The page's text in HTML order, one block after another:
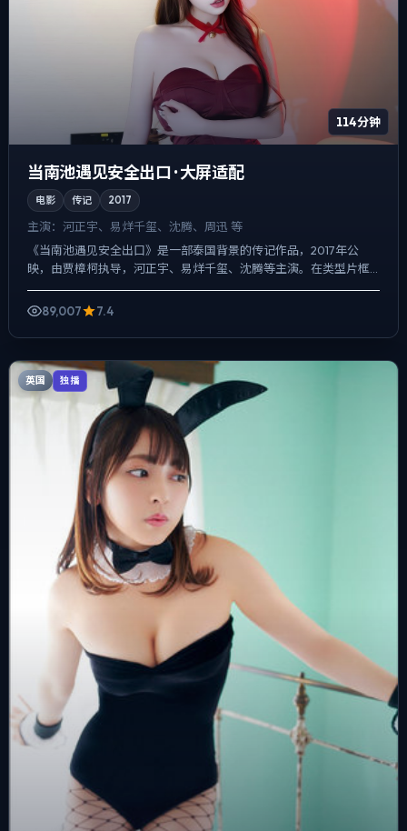
114分钟
当南池遇见安全出口 · 大屏适配
电影 传记 2017
主演： 河正宇、易烊千玺、沈腾、周迅 等
《当南池遇见安全出口》是一部泰国背景的传记作品，2017年公
映，由贾樟柯执导，河正宇、易烊千玺、沈腾等主演。在类型片框
架里埋入作者式旁白与留白，一场意外成为切口，牵出家庭、职场...
89,007
7.4
英国 独播